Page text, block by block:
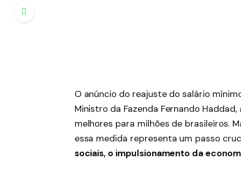
O anúncio do reajuste do salário
Ministro da Fazenda Fernando
melhores para milhões de brasileiros.
essa medida representa um passo
sociais, o impulsionamento da